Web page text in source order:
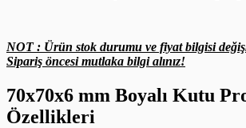
NOT : Ürün stok durumu ve fiyat bilgisi
Sipariş öncesi mutlaka bilgi alınız!
70x70x6 mm Boyalı Kutu
Özellikleri